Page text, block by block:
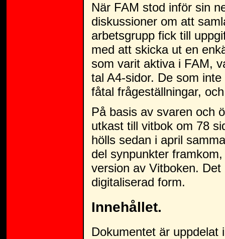
När FAM stod inför sin
diskussioner om att
arbetsgrupp fick till
med att skicka ut en
som varit aktiva i FAM,
tal A4-sidor. De som
fåtal frågeställningar,
På basis av svaren och
utkast till vitbok om 78
hölls sedan i april
del synpunkter
version av Vitboken.
digitaliserad form.
Innehållet.
Dokumentet är uppdelat